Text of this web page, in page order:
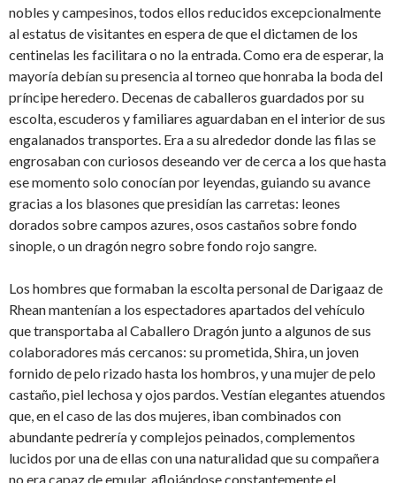
nobles y campesinos, todos ellos reducidos excepcionalmente
al estatus de visitantes en espera de que el dictamen de los
centinelas les facilitara o no la entrada. Como era de esperar, la
mayoría debían su presencia al torneo que honraba la boda del
príncipe heredero. Decenas de caballeros guardados por su
escolta, escuderos y familiares aguardaban en el interior de sus
engalanados transportes. Era a su alrededor donde las filas se
engrosaban con curiosos deseando ver de cerca a los que hasta
ese momento solo conocían por leyendas, guiando su avance
gracias a los blasones que presidían las carretas: leones
dorados sobre campos azures, osos castaños sobre fondo
sinople, o un dragón negro sobre fondo rojo sangre.
Los hombres que formaban la escolta personal de Darigaaz de
Rhean mantenían a los espectadores apartados del vehículo
que transportaba al Caballero Dragón junto a algunos de sus
colaboradores más cercanos: su prometida, Shira, un joven
fornido de pelo rizado hasta los hombros, y una mujer de pelo
castaño, piel lechosa y ojos pardos. Vestían elegantes atuendos
que, en el caso de las dos mujeres, iban combinados con
abundante pedrería y complejos peinados, complementos
lucidos por una de ellas con una naturalidad que su compañera
no era capaz de emular, aflojándose constantemente el